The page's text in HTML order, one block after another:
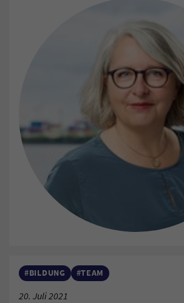
#BILDUNG #TEAM
20. Juli 2021